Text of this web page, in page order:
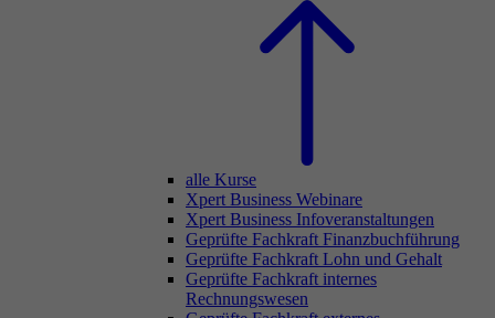
alle Kurse
Xpert Business Webinare
Xpert Business Infoveranstaltungen
Geprüfte Fachkraft Finanzbuchführung
Geprüfte Fachkraft Lohn und Gehalt
Geprüfte Fachkraft internes
Rechnungswesen